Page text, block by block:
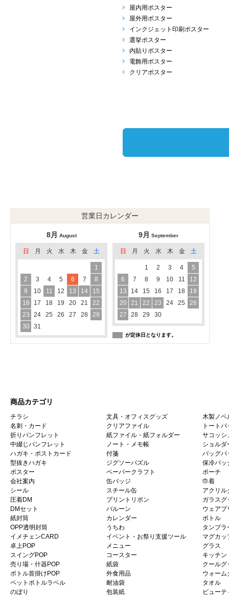
屋内用ポスター
屋外用ポスター
インクジェット印刷ポスター
選挙ポスター
内貼りポスター
電飾用ポスター
クリアポスター
営業日カレンダー
8月 August
日 月 火 水 木 金 土
1
2
3 4 5 6 7
8
9
10 11 12 13 14
15
16
17 18 19 20 21
22
23
24 25 26 27 28
29
30
31
9月 September
日 月 火 水 木 金 土
1 2 3 4
5
6
7 8 9 10 11
12
13
14 15 16 17 18
19
20
21 22 23 24 25
26
27
28 29 30
が定休日となります。
商品カテゴリ
チラシ
名刺・カード
折りパンフレット
中綴じパンフレット
ハガキ・ポストカード
型抜きハガキ
ポスター
会社案内
シール
圧着DM
DMセット
紙封筒
OPP透明封筒
イメチェンCARD
卓上POP
スイングPOP
売り場・什器POP
ボトル首掛けPOP
ペットボトルラベル
のぼり
文具・オフィスグッズ
クリアファイル
紙ファイル・紙フォルダー
ノート・メモ帳
付箋
ジグソーパズル
ペーパークラフト
缶バッジ
スチール缶
プリントリボン
バルーン
カレンダー
うちわ
イベント・お祭り支援ツール
メニュー
コースター
紙袋
外食用品
耐油袋
包装紙
木製ノベ
トートバ
サコッシ
ショルダ
バッグパ
保冷バッ
ポーチ
巾着
アクリル
ガラスグ
ウェアプ
ボトル
タンブラ
マグカッ
グラス
キッチン
クールグ
ウォーム
タオル
ビューテ